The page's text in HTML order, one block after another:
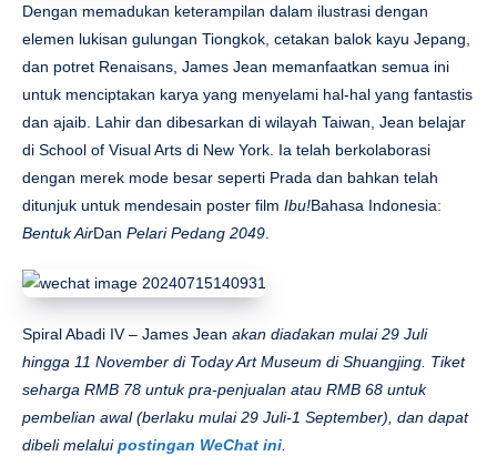
Dengan memadukan keterampilan dalam ilustrasi dengan
elemen lukisan gulungan Tiongkok, cetakan balok kayu Jepang,
dan potret Renaisans, James Jean memanfaatkan semua ini
untuk menciptakan karya yang menyelami hal-hal yang fantastis
dan ajaib. Lahir dan dibesarkan di wilayah Taiwan, Jean belajar
di School of Visual Arts di New York. Ia telah berkolaborasi
dengan merek mode besar seperti Prada dan bahkan telah
ditunjuk untuk mendesain poster film Ibu!Bahasa Indonesia:
Bentuk AirDan Pelari Pedang 2049
Spiral Abadi IV – James Jean akan diadakan mulai 29 Juli
hingga 11 November di Today Art Museum di Shuangjing. Tiket
seharga RMB 78 untuk pra-penjualan atau RMB 68 untuk
pembelian awal (berlaku mulai 29 Juli-1 September), dan dapat
dibeli melaluipostingan WeChat ini